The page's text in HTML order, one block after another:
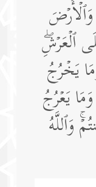
ٱلۡعَرۡشِۖ
یَخۡرُجُ
یَعۡرُجُ
وَٱللَّهُ